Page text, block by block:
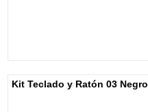
Kit Teclado y Ratón 03 Negro